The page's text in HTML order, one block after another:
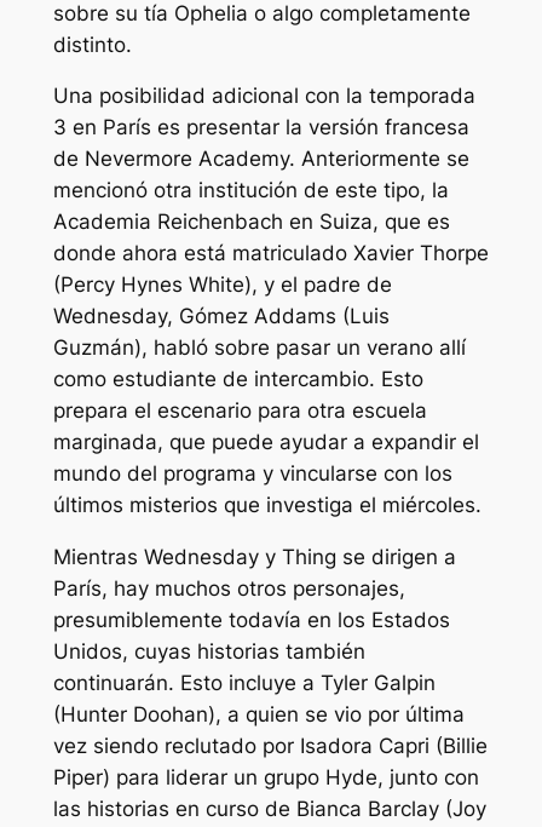
sobre su tía Ophelia o algo completamente
distinto.
Una posibilidad adicional con la temporada
3 en París es presentar la versión francesa
de Nevermore Academy. Anteriormente se
mencionó otra institución de este tipo, la
Academia Reichenbach en Suiza, que es
donde ahora está matriculado Xavier Thorpe
(Percy Hynes White), y el padre de
Wednesday, Gómez Addams (Luis
Guzmán), habló sobre pasar un verano allí
como estudiante de intercambio. Esto
prepara el escenario para otra escuela
marginada, que puede ayudar a expandir el
mundo del programa y vincularse con los
últimos misterios que investiga el miércoles.
Mientras Wednesday y Thing se dirigen a
París, hay muchos otros personajes,
presumiblemente todavía en los Estados
Unidos, cuyas historias también
continuarán. Esto incluye a Tyler Galpin
(Hunter Doohan), a quien se vio por última
vez siendo reclutado por Isadora Capri (Billie
Piper) para liderar un grupo Hyde, junto con
las historias en curso de Bianca Barclay (Joy